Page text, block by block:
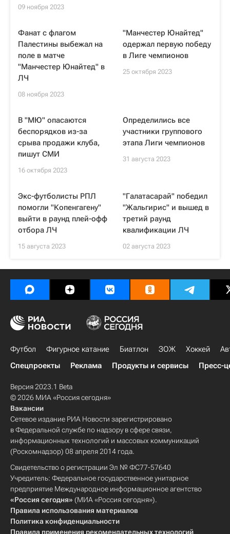
09 ноября 2023
Фанат с флагом
Палестины выбежал на
поле в матче
"Манчестер Юнайтед" в
ЛЧ
08 ноября 2023
"Манчестер Юнайтед"
одержал первую победу
в Лиге чемпионов
25 октября 2023
В "МЮ" опасаются
беспорядков из-за
срыва продажи клуба,
пишут СМИ
16 октября 2023
Определились все
участники группового
этапа Лиги чемпионов
31 августа 2023
Экс-футболисты РПЛ
помогли "Копенгагену"
выйти в раунд плей-офф
отбора ЛЧ
15 августа 2023
"Галатасарай" победил
"Жальгирис" и вышед в
третий раунд
квалификации ЛЧ
02 августа 2023
Футбол Фигурное катание Биатлон ЗОЖ Хоккей
Спецпроекты
Реклама Продукты и сервисы Пресс-
Версия 2023.1 Beta
© 2026 МИА «Россия сегодня»
Вакансии
Сетевое издание РИА Новости зарегистрировано
в Федеральной службе по надзору в сфере связи,
информационных технологий и массовых коммуникаций
(Роскомнадзор) 08 апреля 2014 года.
Свидетельство о регистрации Эл № ФС77-57640
Учредитель: Федеральное государственное унитарное
предприятие Международное информационное агентство
«Россия сегодня» (МИА «Россия сегодня»).
Правила использования материалов
Политика конфиденциальности
Правила применения рекомендательных технологий